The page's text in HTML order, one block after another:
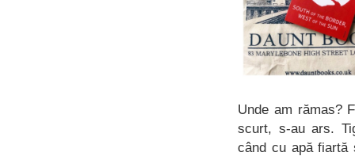
Unde am rămas?
scurt, s-au ars.
când cu apă